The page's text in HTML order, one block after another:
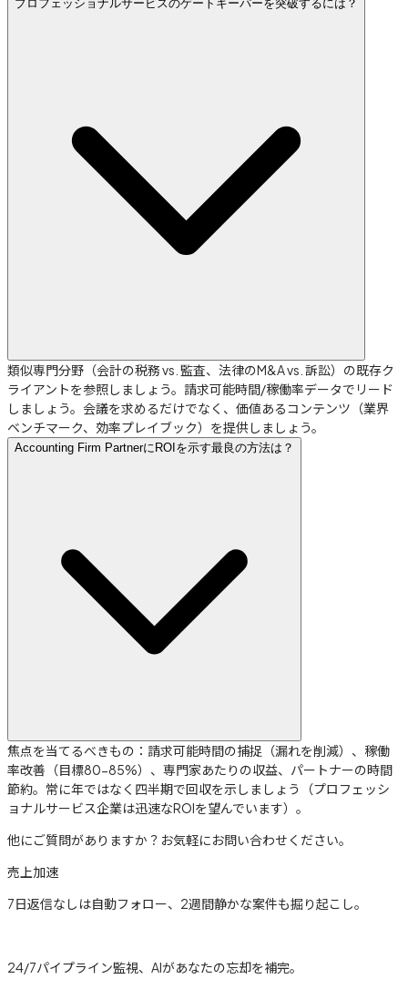
プロフェッショナルサービスのゲートキーパーを突破するには？
類似専門分野（会計の税務 vs. 監査、法律のM&A vs. 訴訟）の既存ク
ライアントを参照しましょう。請求可能時間/稼働率データでリード
しましょう。会議を求めるだけでなく、価値あるコンテンツ（業界
ベンチマーク、効率プレイブック）を提供しましょう。
Accounting Firm PartnerにROIを示す最良の方法は？
焦点を当てるべきもの：請求可能時間の捕捉（漏れを削減）、稼働
率改善（目標80-85%）、専門家あたりの収益、パートナーの時間
節約。常に年ではなく四半期で回収を示しましょう（プロフェッシ
ョナルサービス企業は迅速なROIを望んでいます）。
他にご質問がありますか？お気軽にお問い合わせください。
売上加速
7日返信なしは自動フォロー、2週間静かな案件も掘り起こし。
24/7パイプライン監視、AIがあなたの忘却を補完。